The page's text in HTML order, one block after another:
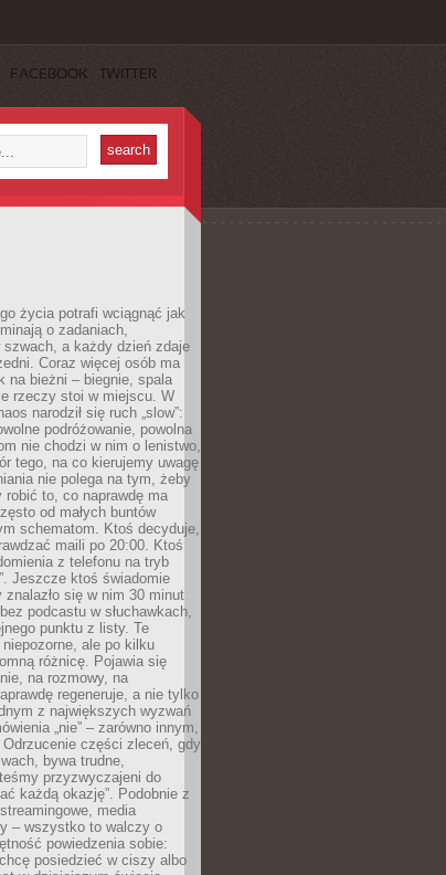
FACEBOOK TWITTER
życia potrafi wciągnąć jak
o zadaniach,
szwach, a każdy dzień zdaje
Coraz więcej osób ma
na bieżni – biegnie, spala
rzeczy stoi w miejscu. W
narodził się ruch „slow”:
podróżowanie, powolna
nie chodzi w nim o lenistwo,
tego, na co kierujemy uwagę
nie polega na tym, żeby
robić to, co naprawdę ma
od małych buntów
schematom. Ktoś decyduje,
maili po 20:00. Ktoś
z telefonu na tryb
Jeszcze ktoś świadomie
się w nim 30 minut
podcastu w słuchawkach,
punktu z listy. Te
ale po kilku
różnicę. Pojawia się
na rozmowy, na
regeneruje, a nie tylko
z największych wyzwań
„nie” – zarówno innym,
części zleceń, gdy
bywa trudne,
przyzwyczajeni do
każdą okazję”. Podobnie z
media
– wszystko to walczy o
powiedzenia sobie:
posiedzieć w ciszy albo